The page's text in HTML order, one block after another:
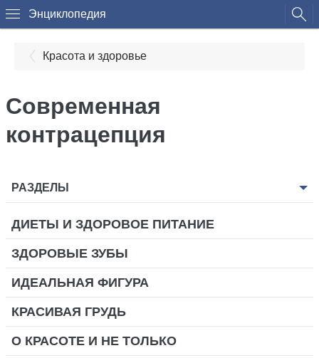
Энциклопедия
Красота и здоровье
Современная
контрацепция
РАЗДЕЛЫ
ДИЕТЫ И ЗДОРОВОЕ ПИТАНИЕ
ЗДОРОВЫЕ ЗУБЫ
ИДЕАЛЬНАЯ ФИГУРА
КРАСИВАЯ ГРУДЬ
О КРАСОТЕ И НЕ ТОЛЬКО